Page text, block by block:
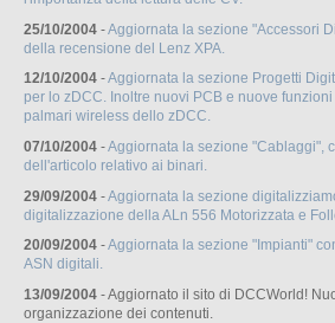
25/10/2004 -Aggiornata la sezione "Accessori
della recensione del Lenz XPA.
12/10/2004 -Aggiornata la sezione Progetti
per lo zDCC. Inoltre nuovi PCB e nuove
palmari wireless dello zDCC.
07/10/2004 -Aggiornata la sezione "Cablaggi",
dell'articolo relativo ai binari.
29/09/2004 -Aggiornata la sezione
digitalizzazione della ALn 556 Motorizzata e
20/09/2004 -Aggiornata la sezione "Impianti"
ASN digitali.
13/09/2004 - Aggiornato il sito di DCCWorld!
organizzazione dei contenuti.